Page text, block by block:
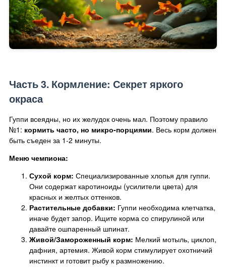
Часть 3. Кормление: Секрет яркого
окраса
Гуппи всеядны, но их желудок очень мал. Поэтому правило
№1: кормить часто, но микро-порциями. Весь корм должен
быть съеден за 1-2 минуты.
Меню чемпиона:
Сухой корм: Специализированные хлопья для гуппи.
Они содержат каротиноиды (усилители цвета) для
красных и желтых оттенков.
Растительные добавки: Гуппи необходима клетчатка,
иначе будет запор. Ищите корма со спирулиной или
давайте ошпаренный шпинат.
Живой/Замороженный корм: Мелкий мотыль, циклоп,
дафния, артемия. Живой корм стимулирует охотничий
инстинкт и готовит рыбу к размножению.